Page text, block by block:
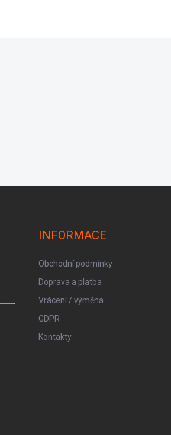
INFORMACE
Obchodní podmínky
Doprava a platba
Vrácení / výměna
GDPR
Kontakty